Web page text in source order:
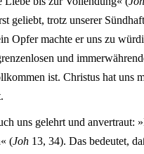
geliebt, trotz unserer
Opfer machte er uns zu
und
ist. Christus hat uns
uns gelehrt und anvertraut:
(Joh 13, 34). Das bedeutet,